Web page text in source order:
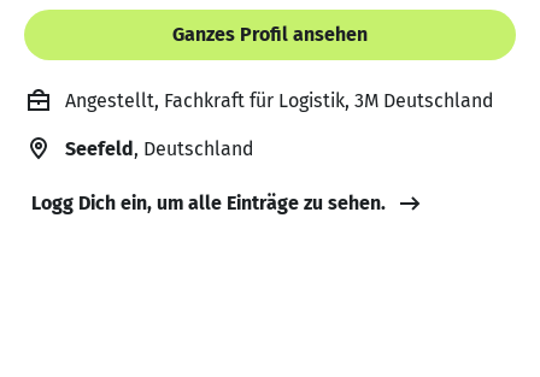
Ganzes Profil ansehen
Angestellt, Fachkraft für Logistik, 3M Deutschland
Seefeld, Deutschland
Logg Dich ein, um alle Einträge zu sehen.